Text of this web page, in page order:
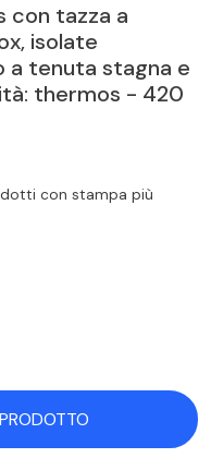
con tazza a
isolate
tenuta stagna e
thermos - 420
con stampa più